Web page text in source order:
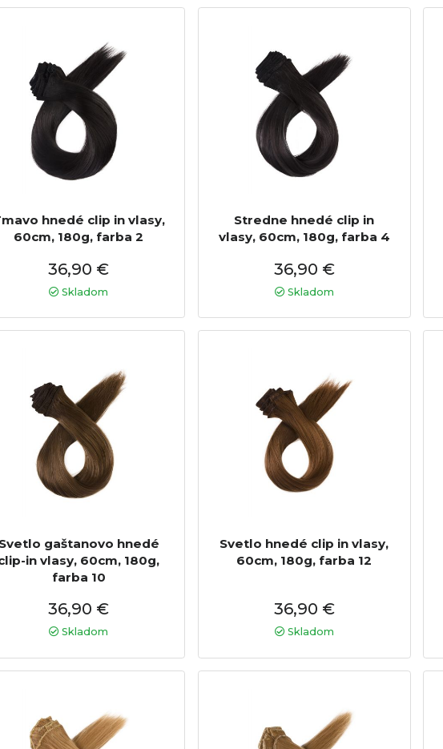
hnedé clip in vlasy,
60cm, 180g, farba 2
36,90 €
Skladom
Stredne hnedé clip in
vlasy, 60cm, 180g, farba 4
36,90 €
Skladom
Svetlo gaštanovo hnedé
in vlasy, 60cm, 180g,
farba 10
36,90 €
Skladom
Svetlo hnedé clip in vlasy,
60cm, 180g, farba 12
36,90 €
Skladom